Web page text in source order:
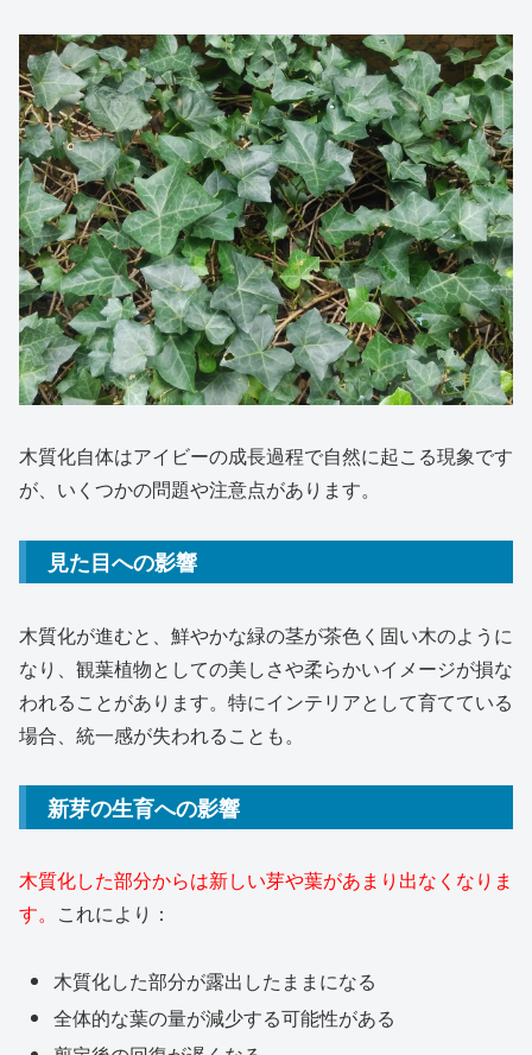
木質化自体はアイビーの成長過程で自然に起こる現象です
が、いくつかの問題や注意点があります。
見た目への影響
木質化が進むと、鮮やかな緑の茎が茶色く固い木のように
なり、観葉植物としての美しさや柔らかいイメージが損な
われることがあります。特にインテリアとして育てている
場合、統一感が失われることも。
新芽の生育への影響
木質化した部分からは新しい芽や葉があまり出なくなりま
す。 これにより：
木質化した部分が露出したままになる
全体的な葉の量が減少する可能性がある